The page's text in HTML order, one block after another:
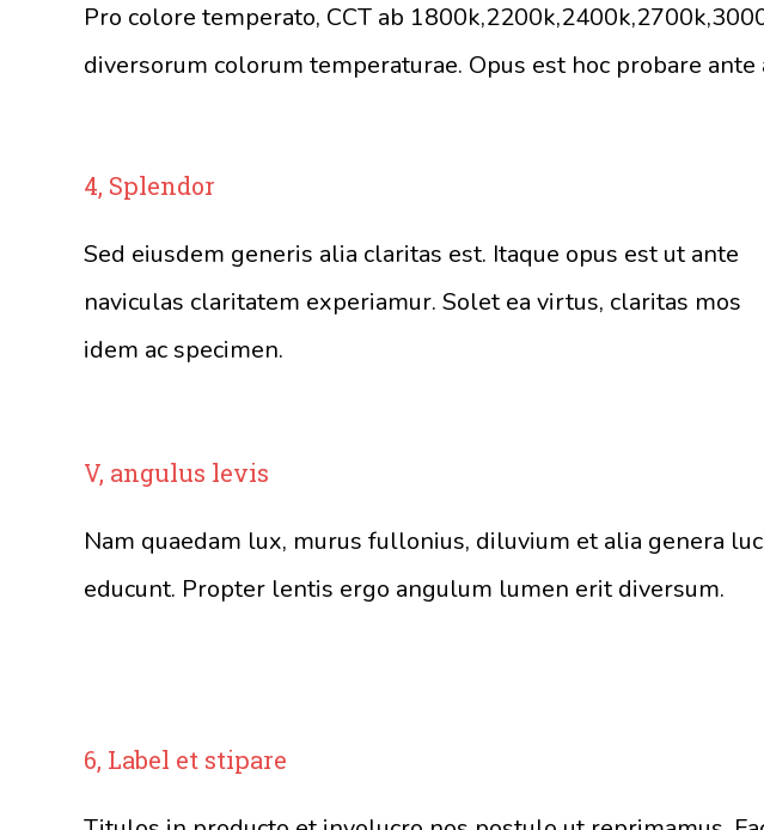
Pro colore temperato, CCT ab
diversorum colorum temperaturae. Opus est hoc probare ante
4, Splendor
Sed eiusdem generis alia claritas est. Itaque opus est ut ante
naviculas claritatem experiamur. Solet ea virtus, claritas mos
idem ac specimen.
V, angulus levis
Nam quaedam lux, murus fullonius, diluvium et alia genera
educunt. Propter lentis ergo angulum lumen erit diversum.
6, Label et stipare